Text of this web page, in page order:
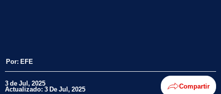
Por: EFE
3 de Jul, 2025
Actualizado: 3 De Jul, 2025 Compartir